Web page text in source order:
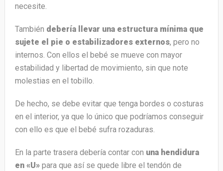
necesite.
También debería llevar una estructura mínima que
sujete el pie o estabilizadores externos, pero no
internos. Con ellos el bebé se mueve con mayor
estabilidad y libertad de movimiento, sin que note
molestias en el tobillo.
De hecho, se debe evitar que tenga bordes o costuras
en el interior, ya que lo único que podríamos conseguir
con ello es que el bebé sufra rozaduras.
En la parte trasera debería contar con una hendidura
en «U» para que así se quede libre el tendón de